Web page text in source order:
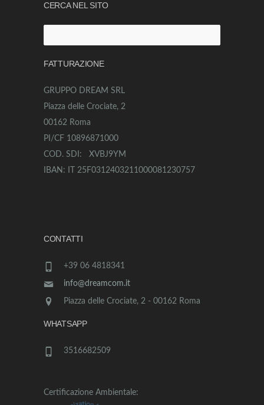
CERCA NEL SITO
per:
FATTURAZIONE
GRUPPO DREAM SRL
Piazza delle Crociate, 2
00162 Roma
PI/CF 10896871000
COD. SDI: XVBJ9YM
IBAN: IT 25F0312403211000081230757
CONTATTI
+39 06 4818341
info@dreamcom.it
Piazza delle Crociate, 2 - 00162 Roma
WHATSAPP
3516682509
Certificazione Ambientale: